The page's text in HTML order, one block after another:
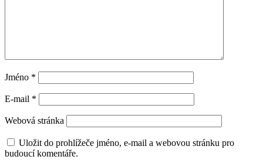
Jméno *
E-mail *
Webová stránka
Uložit do prohlížeče jméno, e-mail a webovou stránku pro
budoucí komentáře.